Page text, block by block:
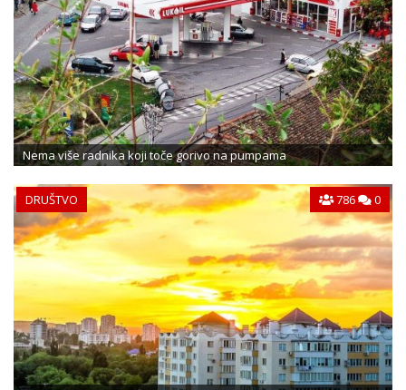
Nema više radnika koji toče gorivo na pumpama
DRUŠTVO 786 0